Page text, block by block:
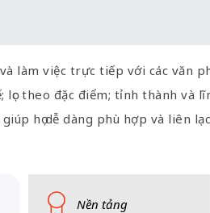
làm việc trực tiếp với các văn
theo đặc điểm; tỉnh thành và
họ dễ dàng phù hợp và liên
Nền tảng